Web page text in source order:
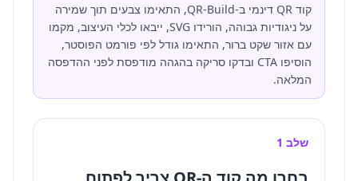
קוד QR דינמי ב-QR-Build, התאימו צבעים תוך שמירה
על ניגודיות גבוהה, הורידו SVG, ייבאו לכלי העיצוב, מקמו
עם אזור שקט ברור, התאימו גודל לפי פורמט הפוסטר,
הוסיפו CTA ובדקו סריקה בהגהה מודפסת לפני ההדפסה
המלאה.
שלב 1